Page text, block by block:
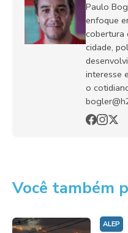
Paulo
enfoque
cobertura
cidade,
interesse
o
Você também
ALEP